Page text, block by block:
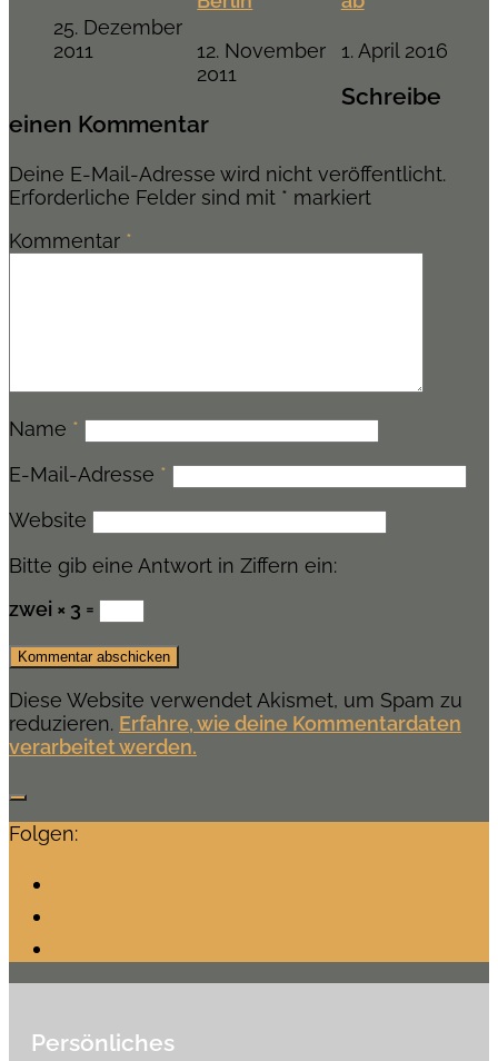
25. Dezember
2011
12. November
2011
1. April 2016
Schreibe
einen Kommentar
Deine E-Mail-Adresse wird nicht veröffentlicht.
Erforderliche Felder sind mit * markiert
Kommentar *
Name *
E-Mail-Adresse *
Website
Bitte gib eine Antwort in Ziffern ein:
zwei × 3 =
Diese Website verwendet Akismet, um Spam zu
reduzieren. Erfahre, wie deine Kommentardaten
verarbeitet werden.
Folgen:
Persönliches